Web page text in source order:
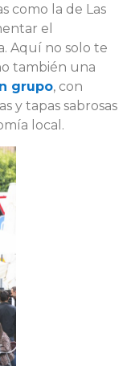
como la de Las
el
Aquí no solo te
también una
grupo, con
y tapas sabrosas
local.